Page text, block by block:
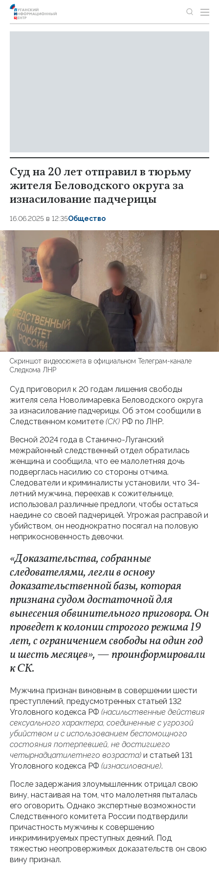
Суд на 20 лет отправил в тюрьму
жителя Беловодского округа за
изнасилование падчерицы
16.06.2025 в 12:35Общество
Скриншот видеосюжета в официальном Телеграм-канале
Следкома ЛНР
Суд приговорил к 20 годам лишения свободы
жителя села Новолимаревка Беловодского округа
за изнасилование падчерицы. Об этом сообщили в
Следственном комитете (СК) РФ по ЛНР.
Весной 2024 года в Станично-Луганский
межрайонный следственный отдел обратилась
женщина и сообщила, что ее малолетняя дочь
подверглась насилию со стороны отчима.
Следователи и криминалисты установили, что 34-
летний мужчина, переехав к сожительнице,
использовал различные предлоги, чтобы остаться
наедине со своей падчерицей. Угрожая расправой и
убийством, он неоднократно посягал на половую
неприкосновенность девочки.
«Доказательства, собранные
следователями, легли в основу
доказательственной базы, которая
признана судом достаточной для
вынесения обвинительного приговора. Он
проведет к колонии строгого режима 19
лет, с ограничением свободы на один год
и шесть месяцев», — проинформировали
к СК.
Мужчина признан виновным в совершении шести
преступлений, предусмотренных статьей 132
Уголовного кодекса РФ (насильственные действия
сексуального характера, соединенные с угрозой
убийством и с использованием беспомощного
состояния потерпевшей, не достигшего
четырнадцатилетнего возраста) и статьей 131
Уголовного кодекса РФ (изнасилование).
После задержания злоумышленник отрицал свою
вину, настаивая на том, что малолетняя пыталась
его оговорить. Однако экспертные возможности
Следственного комитета России подтвердили
причастность мужчины к совершению
инкриминируемых преступных деяний. Под
тяжестью неопровержимых доказательств он свою
вину признал.